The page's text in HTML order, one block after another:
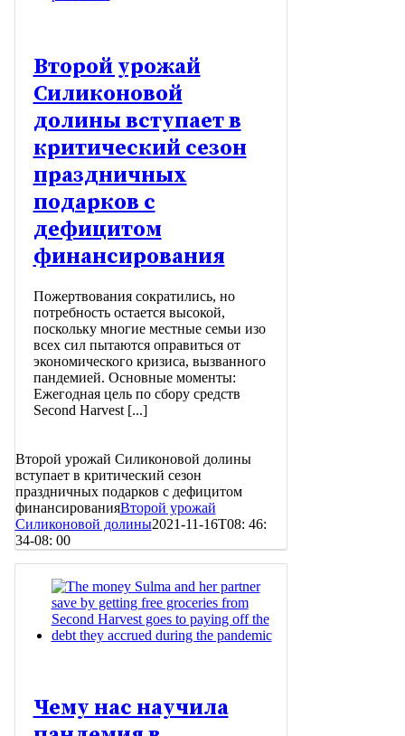
Второй урожай
Силиконовой
долины вступает в
критический сезон
праздничных
подарков с
дефицитом
финансирования
Пожертвования сократились, но
потребность остается высокой,
поскольку многие местные семьи изо
всех сил пытаются оправиться от
экономического кризиса, вызванного
пандемией. Основные моменты:
Ежегодная цель по сбору средств
Second Harvest [...]
Второй урожай Силиконовой долины
вступает в критический сезон
праздничных подарков с дефицитом
финансированияВторой урожай
Силиконовой долины2021-11-16T08: 46:
34-08: 00
Чему нас научила